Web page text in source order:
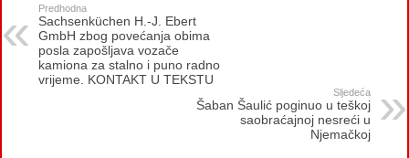
Predhodna
Sachsenküchen H.-J. Ebert
GmbH zbog povećanja obima
posla zapošljava vozače
kamiona za stalno i puno radno
vrijeme. KONTAKT U TEKSTU
Sljedeća
Šaban Šaulić poginuo u teškoj
saobraćajnoj nesreći u
Njemačkoj